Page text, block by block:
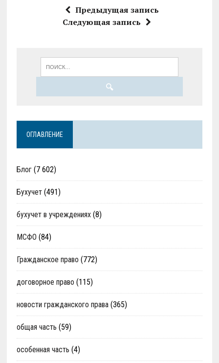
Предыдущая запись
Следующая запись
ОГЛАВЛЕНИЕ
Блог(7 602)
Бухучет(491)
бухучет в учреждениях(8)
МСФО (84)
Гражданское право (772)
договорное право (115)
новости гражданского права(365)
общая часть (59)
особенная часть (4)